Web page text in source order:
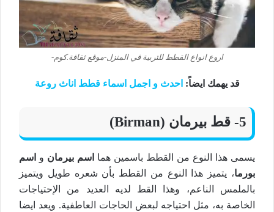
اروع انواع القطط للتربية في المنزل-موقع ثقافة.كوم-
قد يهمك ايضاً: احدث و اجمل اسماء قطط اناث روعة
5- قط بيرمان (Birman)
يسمى هذا النوع من القطط باسمين هما اسم بيرمان و اسم
بورما، يتميز هذا النوع من القطط بأن شعره طويل ويتميز
بالملمس الناعم، وهذا القط لديه العديد من الإحتياجات
الخاصة به، مثل احتياجه لبعض الحاجات العاطفية. ويعد ايضا